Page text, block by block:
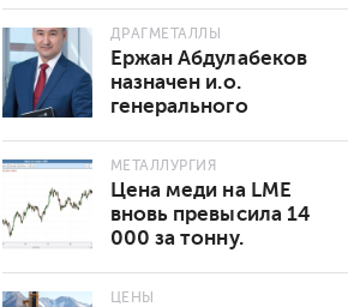
руды в год
ДРАГМЕТАЛЛЫ
Ержан Абдулабеков
назначен и.о.
генерального
МЕТАЛЛУРГИЯ
Цена меди на LME
вновь превысила 14
000 за тонну.
роста
ЦЕНЫ